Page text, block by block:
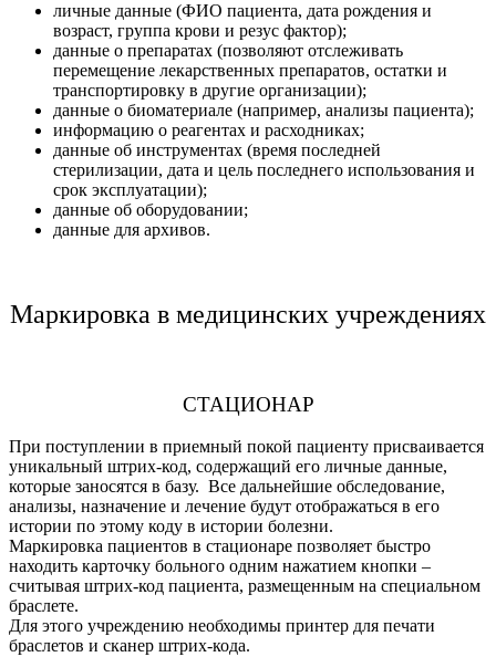
личные данные (ФИО пациента, дата рождения и
возраст, группа крови и резус фактор);
данные о препаратах (позволяют отслеживать
перемещение лекарственных препаратов, остатки и
транспортировку в другие организации);
данные о биоматериале (например, анализы пациента);
информацию о реагентах и расходниках;
данные об инструментах (время последней
стерилизации, дата и цель последнего использования и
срок эксплуатации);
данные об оборудовании;
данные для архивов.
Маркировка в медицинских учреждениях
СТАЦИОНАР
При поступлении в приемный покой пациенту присваивается
уникальный штрих-код, содержащий его личные данные,
которые заносятся в базу. Все дальнейшие обследование,
анализы, назначение и лечение будут отображаться в его
истории по этому коду в истории болезни.
Маркировка пациентов в стационаре позволяет быстро
находить карточку больного одним нажатием кнопки –
считывая штрих-код пациента, размещенным на специальном
браслете.
Для этого учреждению необходимы принтер для печати
браслетов и сканер штрих-кода.